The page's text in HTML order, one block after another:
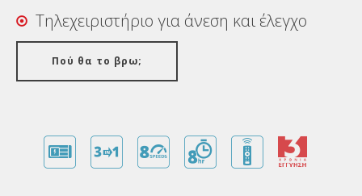
Τηλεχειριστήριο για άνεση και έλεγχο
Πού θα το βρω;
Πλεονεκτήματα